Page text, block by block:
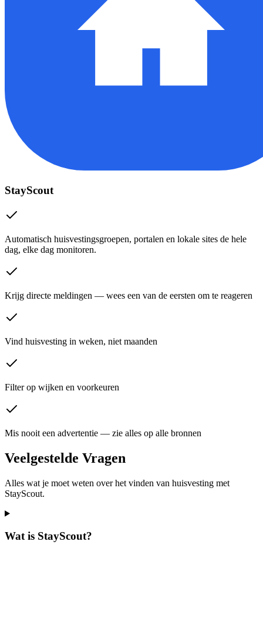
StayScout
Automatisch huisvestingsgroepen, portalen en lokale sites de hele
dag, elke dag monitoren.
Krijg directe meldingen — wees een van de eersten om te reageren
Vind huisvesting in weken, niet maanden
Filter op wijken en voorkeuren
Mis nooit een advertentie — zie alles op alle bronnen
Veelgestelde Vragen
Alles wat je moet weten over het vinden van huisvesting met
StayScout.
Wat is StayScout?